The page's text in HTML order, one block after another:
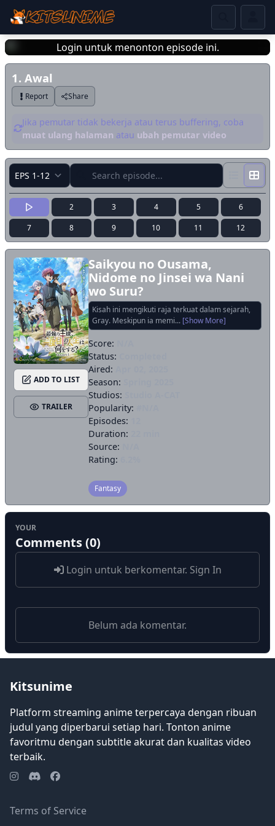
Login untuk menonton episode ini.
1. Awal
Report Share
Jika pemutar tidak bekerja atau terus buffering, coba
muat ulang halaman atau ubah pemutar video
ADD TO LIST
TRAILER
Saikyou no Ousama,
Nidome no Jinsei wa Nani
wo Suru?
Kisah ini mengikuti raja terkuat dalam sejarah,
Gray. Meskipun ia memi... [Show More]
Score:
Status:
Aired:
Season:
Studios:
Popularity:
Episodes:
Duration:
Source:
Rating:
Fantasy
YOUR
Comments (0)
Login untuk berkomentar. Sign In
Belum ada komentar.
2 3 4 5 6
7 8 9 10 11 12
Kitsunime
Platform streaming anime terpercaya dengan ribuan
judul yang diperbarui setiap hari. Tonton anime
favoritmu dengan subtitle akurat dan kualitas video
terbaik.
Terms of Service